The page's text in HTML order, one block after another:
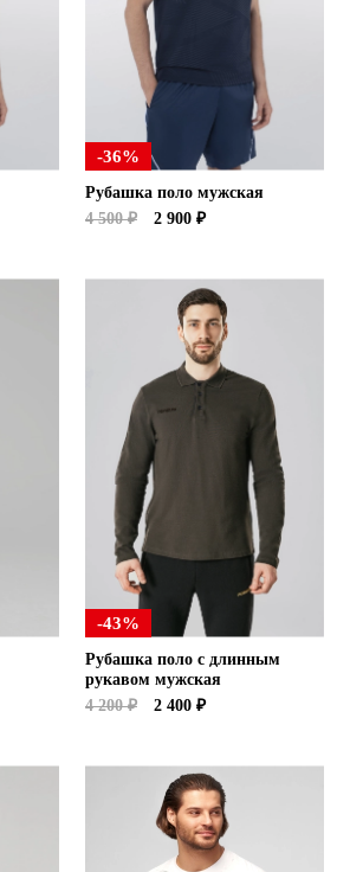
-36%
Рубашка поло мужская
4 500 ₽
2 900 ₽
-43%
Рубашка поло с длинным
рукавом мужская
4 200 ₽
2 400 ₽